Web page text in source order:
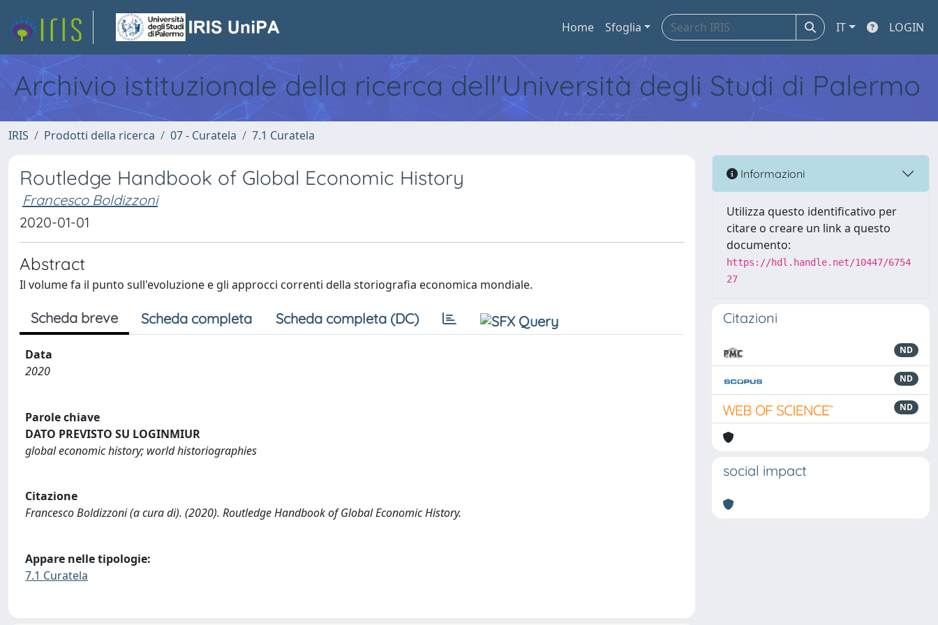
Home Sfoglia IT LOGIN
Archivio istituzionale della ricerca dell'Università degli Studi di Palermo
IRIS Prodotti della ricerca 07 - Curatela 7.1 Curatela
Routledge Handbook of Global Economic History
Francesco Boldizzoni
2020-01-01
Abstract
Il volume fa il punto sull'evoluzione e gli approcci correnti della storiografia economica mondiale.
Scheda breve Scheda completa Scheda completa (DC)
Data
2020
Parole chiave
DATO PREVISTO SU LOGINMIUR
global economic history; world historiographies
Citazione
Francesco Boldizzoni (a cura di). (2020). Routledge Handbook of Global Economic History.
Appare nelle tipologie:
7.1 Curatela
Informazioni
Utilizza questo identificativo per
citare o creare un link a questo
documento:
https://hdl.handle.net/10447/6754
27
Citazioni
ND
ND
ND
social impact